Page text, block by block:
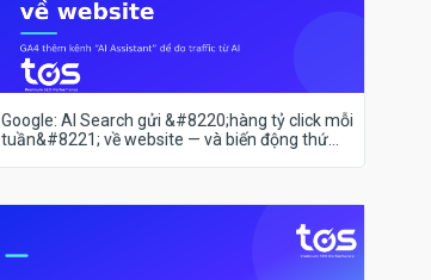
Google: AI Search gửi &#8220;hàng tỷ click mỗi
tuần&#8221; về website — và biến động thứ